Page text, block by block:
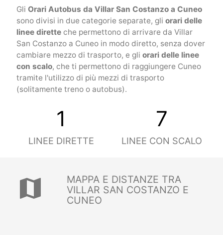
Gli Orari Autobus da Villar San Costanzo a Cuneo
sono divisi in due categorie separate, gli orari delle
linee diretteche permettono di arrivare da Villar
San Costanzo a Cuneo in modo diretto, senza dover
cambiare mezzo di trasporto, e gli orari delle linee
con scalo, che ti permettono di raggiungere Cuneo
tramite l'utilizzo di più mezzi di trasporto
(solitamente treno o autobus).
1
LINEE DIRETTE
7
LINEE CON SCALO
map
MAPPA E DISTANZE TRA
VILLAR SAN COSTANZO E
CUNEO